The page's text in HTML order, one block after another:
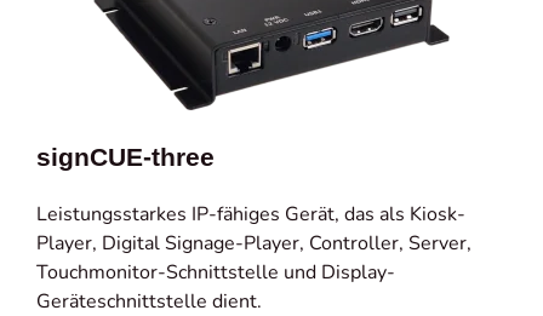
signCUE-three
Leistungsstarkes IP-fähiges Gerät, das als Kiosk-
Player, Digital Signage-Player, Controller, Server,
Touchmonitor-Schnittstelle und Display-
Geräteschnittstelle dient.